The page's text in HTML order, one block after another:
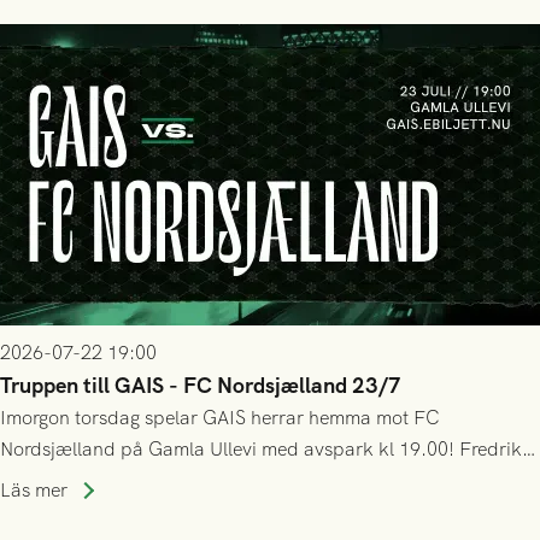
seger! Matchfoto: Mikael Josefsson & Lasse Ekström
2026-07-22 19:00
Truppen till GAIS - FC Nordsjælland 23/7
Imorgon torsdag spelar GAIS herrar hemma mot FC
Nordsjælland på Gamla Ullevi med avspark kl 19.00! Fredrik
Holmberg och ledarstaben har tagit ut följande trupp till
Läs mer